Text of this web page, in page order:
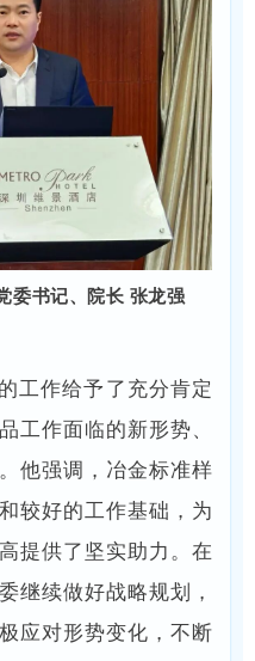
委书记、院长 张龙强
工作给予了充分肯定
工作面临的新形势、
他强调，冶金标准样
较好的工作基础，为
提供了坚实助力。在
继续做好战略规划，
应对形势变化，不断